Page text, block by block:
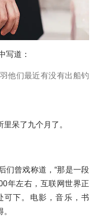
写道：
他们最近有没有出船钓
呆了九个月了。
们曾戏称道，“那是一段
年左右，互联网世界正
可下。电影，音乐，书